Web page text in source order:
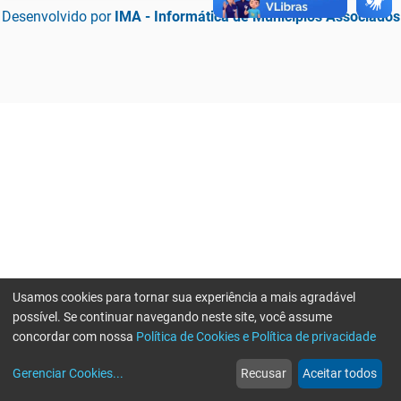
Desenvolvido por IMA - Informática de Municípios Associados
web
Notícias
more_horiz
Mais
Usamos cookies para tornar sua experiência a mais agradável
possível. Se continuar navegando neste site, você assume
concordar com nossa Política de Cookies e Política de privacidade
Gerenciar Cookies... Recusar Aceitar todos
Erro ao enviar informações, por favor tente novamente